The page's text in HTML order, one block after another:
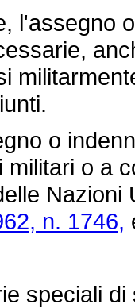
o
o a
Nazioni
n. 1746,
speciali